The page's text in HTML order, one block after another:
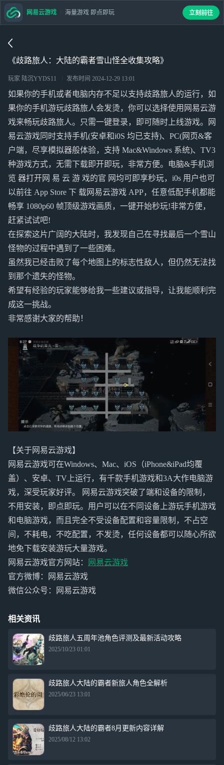
《歧路旅人：大陆的霸者雪山怪全收集攻略》
玩家 陆沉YYDS11 发布时间 2024-12-29 13:01
如果你的手机或者电脑内存不足以支持歧路旅人的运行，如
果你的手机游玩歧路旅人会发烫，你可以选择使用网易云游
戏来畅玩歧路旅人。只需一键登录，即可随时上线游戏。网
易云游戏同时支持手机(安卓和i0S 均已支持)、PC(网页&客
户端，尽享模拟器般体验，支持 Mac&Windows 系统)、TV3
种游戏方式，无需下载即开即玩，非常方便。电脑&手机浏
览 器打开网 易 云 游 戏的官 网均可即享秒玩，i0s 用户也可
以前往 App Store 下 载网易云游戏 APP，任意低配手机都能
畅享 1080p60 帧顶级游戏画质，一键开始秒玩!非常方便，
赶紧试试吧!
在探索这片广阔的大陆时，我发现自己在寻找最后一个雪山
怪物的过程中遇到了一些困难。
虽然我已经击败了每个地图上的标志性敌人，但仍然无法找
到那个遗失的怪物。
希望有经验的玩家能够给我一些建议或指导，让我能顺利完
成这一挑战。
非常感谢大家的帮助！
【关于网易云游戏】
网易云游戏可在Windows、Mac、iOS（iPhone&iPad均覆
盖）、安卓、TV上运行，有千款手机游戏和3A大作电脑游
戏，深受玩家好评。 网易云游戏突破了端和设备的限制，
不用安装，即点即玩。用户可以在不同设备上游玩手机游戏
和电脑游戏，而且完全不受设备配置和容量限制，不占空
间，不耗电，不吃配置，不发烫，任何设备都可以随心所欲
地免下载安装游玩大量游戏。
网易云游戏官方网站：
网易云游戏
官方微博：网易云游戏
微信公众号：网易云游戏
相关资讯
歧路旅人五周年池角色评测及最新活动攻略
2025/10/23 01:01
歧路旅人大陆的霸者新旅人角色全解析
2025/06/23 13:01
歧路旅人大陆的霸者8月更新内容详解
2025/08/12 13:02
网易云游戏 海量游戏 即点即玩 立刻前往